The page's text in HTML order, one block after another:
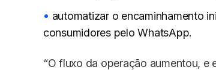
automatizar o encaminhamento
consumidores pelo WhatsApp.
“O fluxo da operação aumentou, e